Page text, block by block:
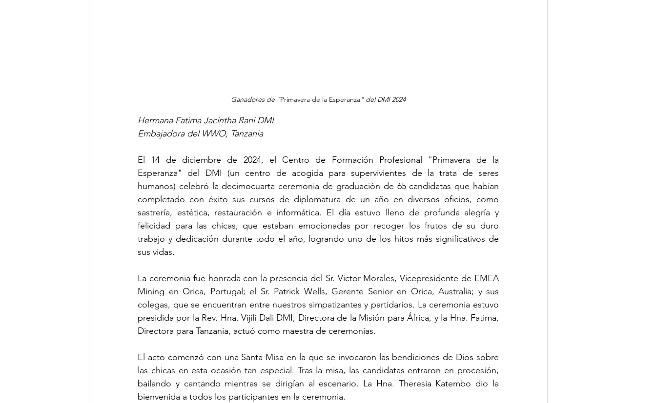
Ganadores de "Primavera de la Esperanza " del DMI 2024
Hermana Fatima Jacintha Rani DMI
Embajadora del WWO, Tanzania
El 14 de diciembre de 2024, el Centro de Formación Profesional "Primavera de la
Esperanza" del DMI (un centro de acogida para supervivientes de la trata de seres
humanos) celebró la decimocuarta ceremonia de graduación de 65 candidatas que habían
completado con éxito sus cursos de diplomatura de un año en diversos oficios, como
sastrería, estética, restauración e informática. El día estuvo lleno de profunda alegría y
felicidad para las chicas, que estaban emocionadas por recoger los frutos de su duro
trabajo y dedicación durante todo el año, logrando uno de los hitos más significativos de
sus vidas.
La ceremonia fue honrada con la presencia del Sr. Victor Morales, Vicepresidente de EMEA
Mining en Orica, Portugal; el Sr. Patrick Wells, Gerente Senior en Orica, Australia; y sus
colegas, que se encuentran entre nuestros simpatizantes y partidarios. La ceremonia estuvo
presidida por la Rev. Hna. Vijili Dali DMI, Directora de la Misión para África, y la Hna. Fatima,
Directora para Tanzania, actuó como maestra de ceremonias.
El acto comenzó con una Santa Misa en la que se invocaron las bendiciones de Dios sobre
las chicas en esta ocasión tan especial. Tras la misa, las candidatas entraron en procesión,
bailando y cantando mientras se dirigían al escenario. La Hna. Theresia Katembo dio la
bienvenida a todos los participantes en la ceremonia.